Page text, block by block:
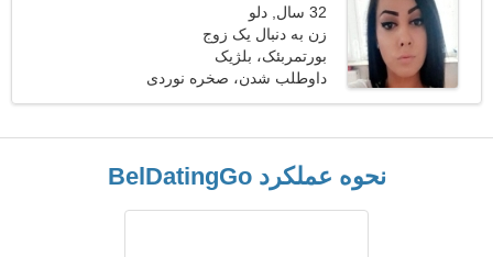
32 سال, دلو
زن به دنبال یک زوج
بورتمربئک، بلژیک
داوطلب شدن، صخره نوردی
نحوه عملکرد BelDatingGo